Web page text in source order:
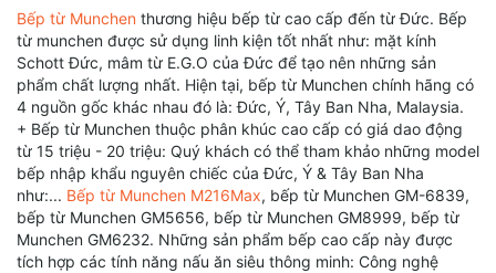
https://community.mybb.com/user-143245.html
https://www.logicprohelp.com/forum/memberlist.php?
mode=viewprofile&u=114806
https://www.mindphp.com/forums/memberlist.php?
mode=viewprofile&u=30064
http://www.300blktalk. com / forum / memberlist.php? mode =
viewprofile & u = 79374
Bếp từ Munchen thương hiệu bếp từ cao cấp đến từ Đức. Bếp
từ munchen được sử dụng linh kiện tốt nhất như: mặt kính
Schott Đức, mâm từ E.G.O của Đức để tạo nên những sản
phẩm chất lượng nhất. Hiện tại, bếp từ Munchen chính hãng có
4 nguồn gốc khác nhau đó là: Đức, Ý, Tây Ban Nha, Malaysia.
+ Bếp từ Munchen thuộc phân khúc cao cấp có giá dao động
từ 15 triệu - 20 triệu: Quý khách có thể tham khảo những model
bếp nhập khẩu nguyên chiếc của Đức, Ý & Tây Ban Nha
như:... Bếp từ Munchen M216Max, bếp từ Munchen GM-6839,
bếp từ Munchen GM5656, bếp từ Munchen GM8999, bếp từ
Munchen GM6232. Những sản phẩm bếp cao cấp này được
tích hợp các tính năng nấu ăn siêu thông minh: Công nghệ